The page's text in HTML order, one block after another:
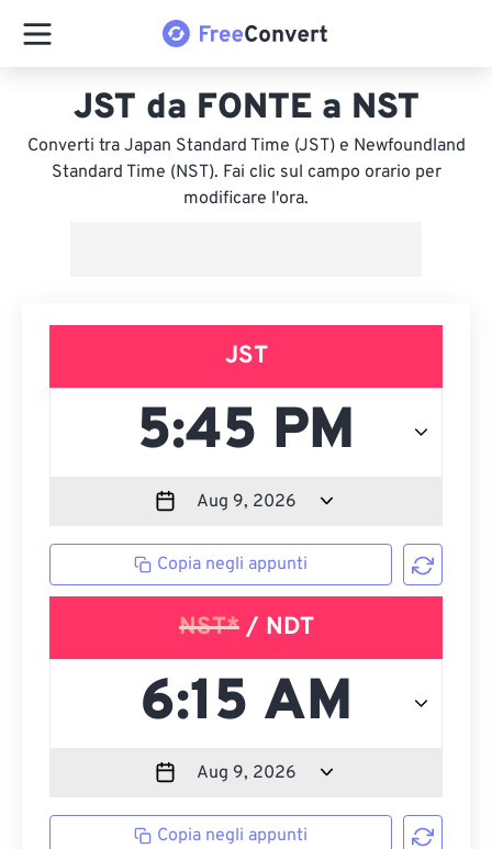
JST da FONTE a NST
Converti tra Japan Standard Time (JST) e Newfoundland
Standard Time (NST). Fai clic sul campo orario per
modificare l'ora.
JST
Copia negli appunti
NST*/ NDT
Copia negli appunti